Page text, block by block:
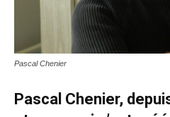
Pascal Chenier
Pascal Chenier,